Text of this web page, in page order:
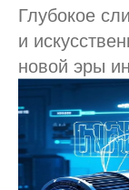
Глубокое
и
новой эры